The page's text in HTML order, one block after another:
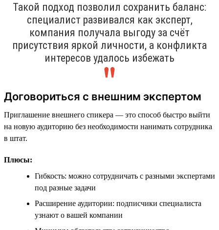
Такой подход позволил сохранить баланс:
специалист развивался как эксперт,
компания получала выгоду за счёт
присутствия яркой личности, а конфликта
интересов удалось избежать
Договориться с внешним экспертом
Приглашение внешнего спикера — это способ быстро выйти
на новую аудиторию без необходимости нанимать сотрудника
в штат.
Плюсы:
Гибкость: можно сотрудничать с разными экспертами
под разные задачи
Расширение аудитории: подписчики специалиста
узнают о вашей компании